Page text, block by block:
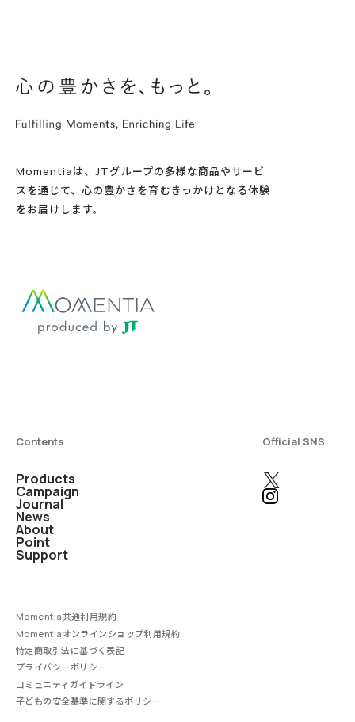
Momentiaは、JTグループの多様な商品やサービ
スを通じて、心の豊かさを育むきっかけとなる体験
をお届けします。
Contents
Products
Campaign
Journal
News
About
Point
Support
Official SNS
Momentia共通利用規約
Momentiaオンラインショップ利用規約
特定商取引法に基づく表記
プライバシーポリシー
コミュニティガイドライン
子どもの安全基準に関するポリシー